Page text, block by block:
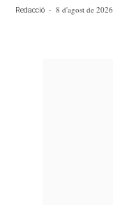
Redacció - 8 d'agost de 2026